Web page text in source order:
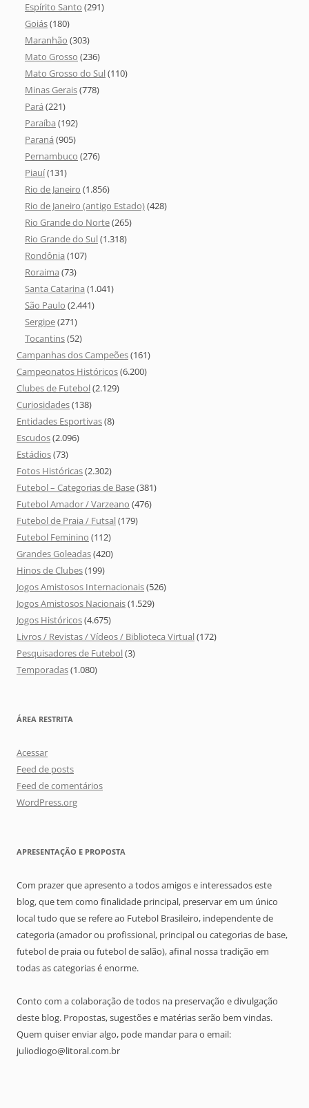
Espírito Santo (291)
Goiás(180)
Maranhão (303)
Mato Grosso (236)
Mato Grosso do Sul(110)
Minas Gerais(778)
Pará (221)
Paraíba (192)
Paraná (905)
Pernambuco (276)
Piauí(131)
Rio de Janeiro (1.856)
Rio de Janeiro (antigo Estado)(428)
Rio Grande do Norte(265)
Rio Grande do Sul(1.318)
Rondônia (107)
Roraima (73)
Santa Catarina (1.041)
São Paulo (2.441)
Sergipe(271)
Tocantins(52)
Campanhas dos Campeões(161)
Campeonatos Históricos(6.200)
Clubes de Futebol(2.129)
Curiosidades(138)
Entidades Esportivas(8)
Escudos(2.096)
Estádios(73)
Fotos Históricas(2.302)
Futebol – Categorias de Base(381)
Futebol Amador / Varzeano (476)
Futebol de Praia / Futsal(179)
Futebol Feminino (112)
Grandes Goleadas(420)
Hinos de Clubes(199)
Jogos Amistosos Internacionais(526)
Jogos Amistosos Nacionais(1.529)
Jogos Históricos(4.675)
Livros / Revistas / Vídeos / Biblioteca Virtual(172)
Pesquisadores de Futebol(3)
Temporadas(1.080)
ÁREA RESTRITA
Acessar
Feed de posts
Feed de comentários
WordPress.org
APRESENTAÇÃO E PROPOSTA
Com prazer que apresento a todos amigos e interessados este
blog, que tem como finalidade principal, preservar em um único
local tudo que se refere ao Futebol Brasileiro, independente de
categoria (amador ou profissional, principal ou categorias de base,
futebol de praia ou futebol de salão), afinal nossa tradição em
todas as categorias é enorme.
Conto com a colaboração de todos na preservação e divulgação
deste blog. Propostas, sugestões e matérias serão bem vindas.
Quem quiser enviar algo, pode mandar para o email:
juliodiogo@litoral.com.br